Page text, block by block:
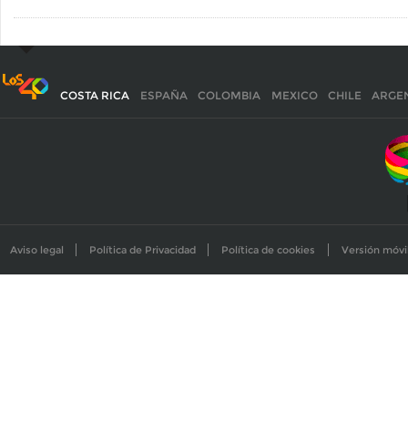
COSTA RICA ESPAÑA COLOMBIA MEXICO CHILE
Aviso legal Política de Privacidad Política de cookies Versión